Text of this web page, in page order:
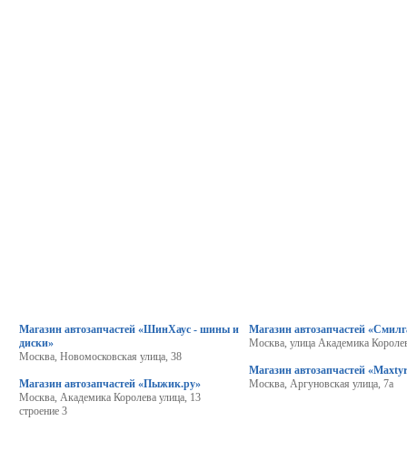
Магазин автозапчастей «ШинХаус - шины и
диски»
Москва, Новомосковская улица, 38
Магазин автозапчастей «Пыжик.ру»
Москва, Академика Королева улица, 13
строение 3
Магазин автозапчастей
Москва, улица Академика
Магазин автозапчастей
Москва, Аргуновская улица, 7а